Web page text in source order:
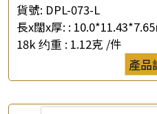
貨號: DPL-073-L
長x闊x厚: :
18k 约重 : 1.12克 /件
產品